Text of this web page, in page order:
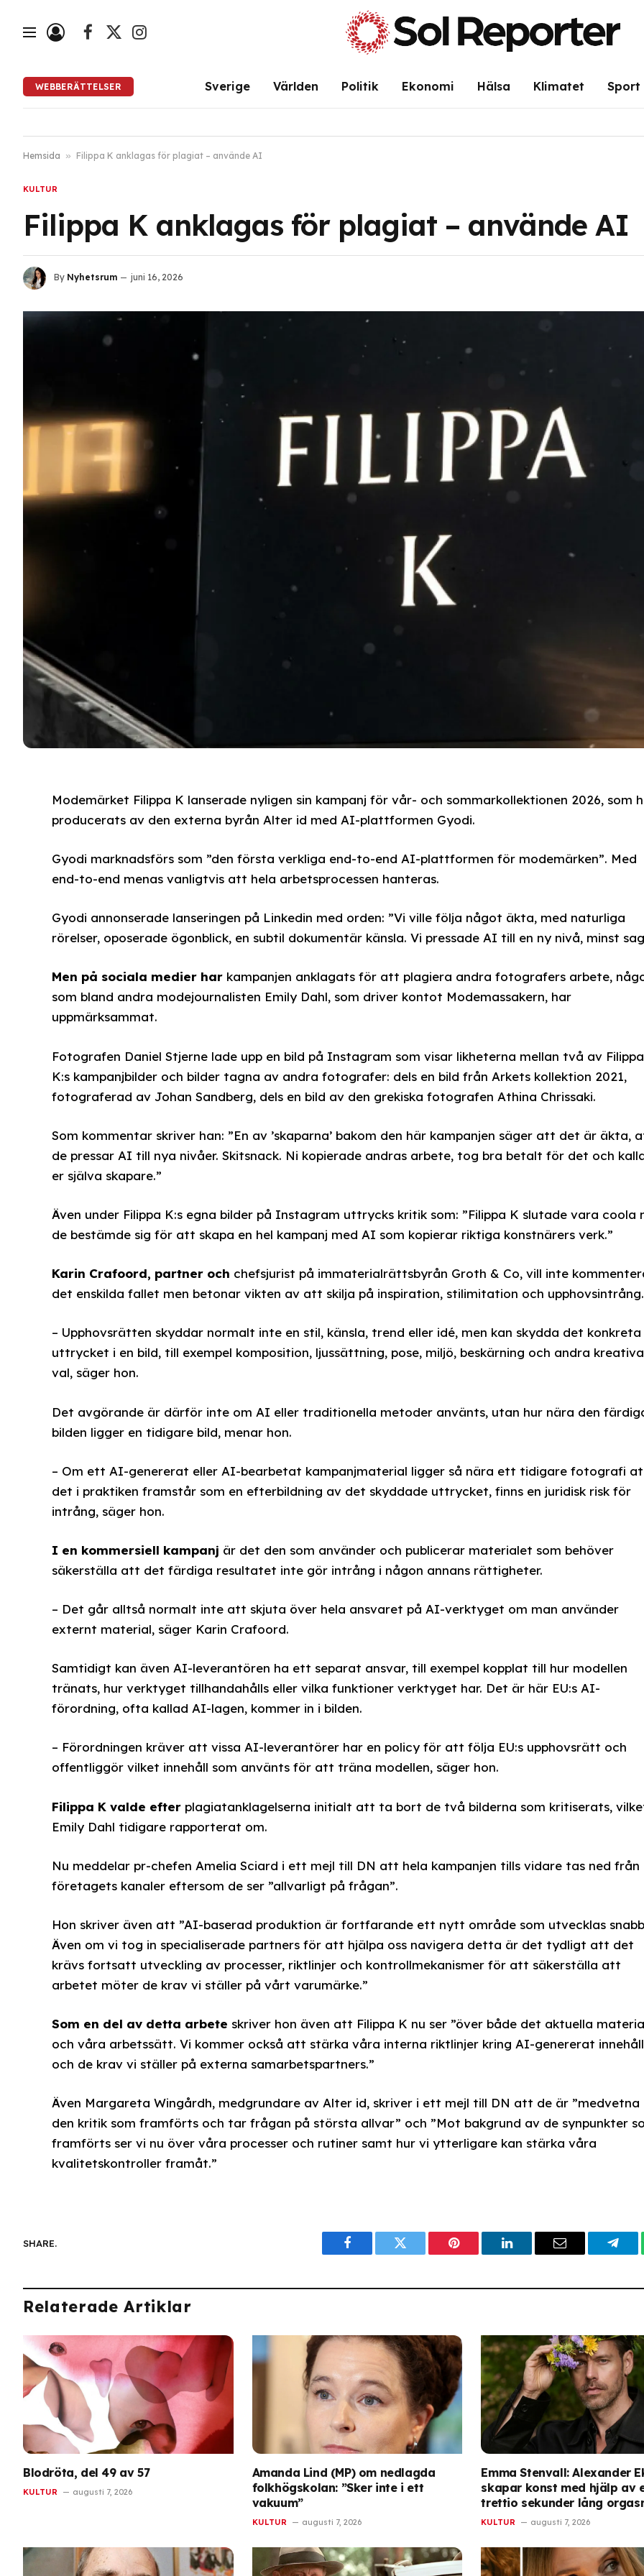
Facebook
X
Instagram
WEBBERÄTTELSER Sverige Världen Politik Ekonomi Hälsa Klimatet Sport
Hemsida » Filippa K anklagas för plagiat – använde AI
KULTUR
Filippa K anklagas för plagiat – använde AI
By Nyhetsrum juni 16, 2026
Modemärket Filippa K lanserade nyligen sin kampanj för vår- och sommarkollektionen 2026, som
producerats av den externa byrån Alter id med AI-plattformen Gyodi.
Gyodi marknadsförs som ”den första verkliga end-to-end AI-plattformen för modemärken”. Med
end-to-end menas vanligtvis att hela arbetsprocessen hanteras.
Gyodi annonserade lanseringen på Linkedin med orden: ”Vi ville följa något äkta, med naturliga
rörelser, oposerade ögonblick, en subtil dokumentär känsla. Vi pressade AI till en ny nivå, minst
Men på sociala medier harkampanjen anklagats för att plagiera andra fotografers arbete,
som bland andra modejournalisten Emily Dahl, som driver kontot Modemassakern, har
uppmärksammat.
Fotografen Daniel Stjerne lade upp en bild på Instagram som visar likheterna mellan två av Filippa
K:s kampanjbilder och bilder tagna av andra fotografer: dels en bild från Arkets kollektion 2021,
fotograferad av Johan Sandberg, dels en bild av den grekiska fotografen Athina Chrissaki.
Som kommentar skriver han: ”En av ’skaparna’ bakom den här kampanjen säger att det är äkta,
de pressar AI till nya nivåer. Skitsnack. Ni kopierade andras arbete, tog bra betalt för det och
er själva skapare.”
Även under Filippa K:s egna bilder på Instagram uttrycks kritik som: ”Filippa K slutade vara coola
de bestämde sig för att skapa en hel kampanj med AI som kopierar riktiga konstnärers verk.”
Karin Crafoord, partner och chefsjurist på immaterialrättsbyrån Groth & Co, vill inte
det enskilda fallet men betonar vikten av att skilja på inspiration, stilimitation och upphovsintrång.
– Upphovsrätten skyddar normalt inte en stil, känsla, trend eller idé, men kan skydda det konkreta
uttrycket i en bild, till exempel komposition, ljussättning, pose, miljö, beskärning och andra kreativa
val, säger hon.
Det avgörande är därför inte om AI eller traditionella metoder använts, utan hur nära den
bilden ligger en tidigare bild, menar hon.
– Om ett AI-genererat eller AI-bearbetat kampanjmaterial ligger så nära ett tidigare fotografi
det i praktiken framstår som en efterbildning av det skyddade uttrycket, finns en juridisk risk för
intrång, säger hon.
I en kommersiell kampanj är det den som använder och publicerar materialet som behöver
säkerställa att det färdiga resultatet inte gör intrång i någon annans rättigheter.
– Det går alltså normalt inte att skjuta över hela ansvaret på AI-verktyget om man använder
externt material, säger Karin Crafoord.
Samtidigt kan även AI-leverantören ha ett separat ansvar, till exempel kopplat till hur modellen
tränats, hur verktyget tillhandahålls eller vilka funktioner verktyget har. Det är här EU:s AI-
förordning, ofta kallad AI-lagen, kommer in i bilden.
– Förordningen kräver att vissa AI-leverantörer har en policy för att följa EU:s upphovsrätt och
offentliggör vilket innehåll som använts för att träna modellen, säger hon.
Filippa K valde efterplagiatanklagelserna initialt att ta bort de två bilderna som kritiserats,
Emily Dahl tidigare rapporterat om.
Nu meddelar pr-chefen Amelia Sciard i ett mejl till DN att hela kampanjen tills vidare tas ned från
företagets kanaler eftersom de ser ”allvarligt på frågan”.
Hon skriver även att ”AI-baserad produktion är fortfarande ett nytt område som utvecklas
Även om vi tog in specialiserade partners för att hjälpa oss navigera detta är det tydligt att det
krävs fortsatt utveckling av processer, riktlinjer och kontrollmekanismer för att säkerställa att
arbetet möter de krav vi ställer på vårt varumärke.”
Som en del av detta arbete skriver hon även att Filippa K nu ser ”över både det aktuella
och våra arbetssätt. Vi kommer också att stärka våra interna riktlinjer kring AI-genererat innehåll
och de krav vi ställer på externa samarbetspartners.”
Även Margareta Wingårdh, medgrundare av Alter id, skriver i ett mejl till DN att de är ”medvetna
den kritik som framförts och tar frågan på största allvar” och ”Mot bakgrund av de synpunkter
framförts ser vi nu över våra processer och rutiner samt hur vi ytterligare kan stärka våra
kvalitetskontroller framåt.”
SHARE.
FacebookTwitter PinterestLinkedInEmail
Relaterade Artiklar
Blodröta, del 49 av 57
KULTUR augusti 7, 2026
Amanda Lind (MP) om nedlagda
folkhögskolan: ”Sker inte i ett
vakuum”
KULTUR augusti 7, 2026
Emma Stenvall: Alexander
skapar konst med hjälp av
trettio sekunder lång
KULTUR augusti 7, 2026